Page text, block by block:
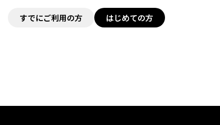
すでにご利用の方 はじめての方